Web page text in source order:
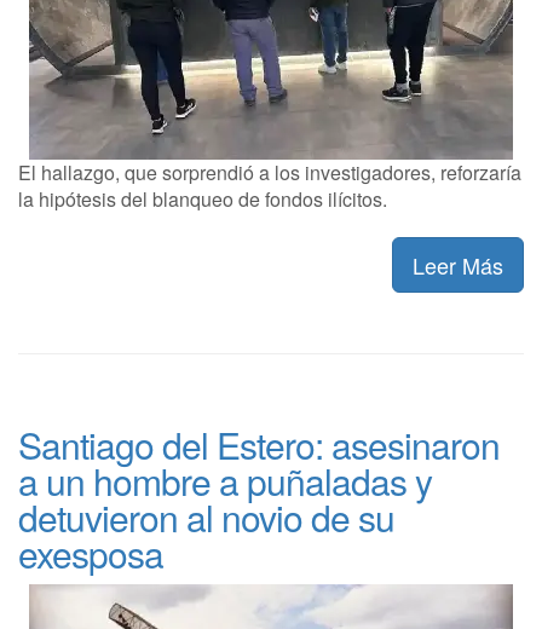
El hallazgo, que sorprendió a los investigadores, reforzaría
la hipótesis del blanqueo de fondos ilícitos.
Leer Más
Santiago del Estero: asesinaron
a un hombre a puñaladas y
detuvieron al novio de su
exesposa